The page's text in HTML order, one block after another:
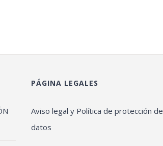
PÁGINA LEGALES
Aviso legal y Política de protección de
datos